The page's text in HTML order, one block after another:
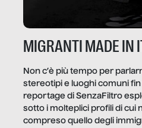
MIGRANTI MADE IN
Non c’è più tempo per
stereotipi e luoghi comuni
reportage di SenzaFiltro
sotto i molteplici profili di cui
compreso quello degli